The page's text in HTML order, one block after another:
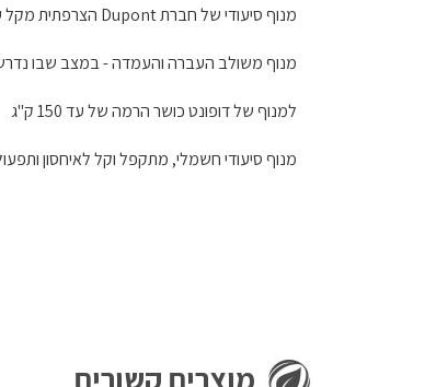
מנוף סיעודי של חברת Dupont הצרפתית מקל על חולים סיעודיים ושיקומיים ועל הטיפול בהם.
מנוף משולב העברה והעמדה - במצב שבו נדרש
למנוף של דופונט כושר הרמה של עד 150 ק"ג
מנוף סיעודי חשמלי, מתקפל וקל לאיחסון
מוצרים קשורים